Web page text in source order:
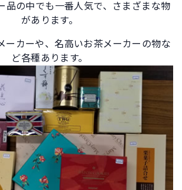
品の中でも一番人気で、さまざまな物
があります。
ーカーや、名高いお茶メーカーの物な
ど各種あります。